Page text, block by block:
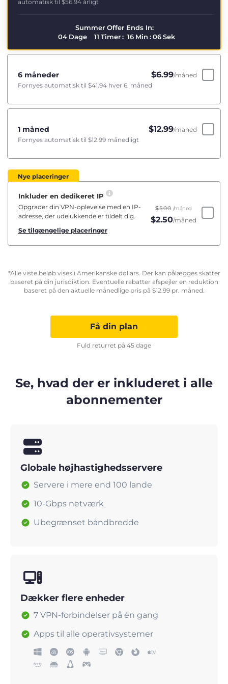
automatisk til $56.94 årligt
Summer Offer Ends In:
04 Dage 11 Timer: 16 Min :06Sek
6 måneder $6.99/måned
Fornyes automatisk til $41.94 hver 6. måned
1 måned $12.99/måned
Fornyes automatisk til $12.99 månedligt
Nye placeringer
Inkluder en dedikeret IP
Opgrader din VPN-oplevelse med en IP-
adresse, der udelukkende er tildelt dig.
Se tilgængelige placeringer
$5.00 /måned
$2.50/måned
*Alle viste beløb vises i Amerikanske dollars. Der kan pålægges skatter
baseret på din jurisdiktion. Eventuelle rabatter afspejler en reduktion
baseret på den aktuelle månedlige pris på $12.99pr. måned.
Få din plan
Fuld returret på 45 dage
Se, hvad der er inkluderet i alle
abonnementer
Globale højhastighedsservere
Servere i mere end 100 lande
10-Gbps netværk
Ubegrænset båndbredde
Dækker flere enheder
7 VPN-forbindelser på én gang
Apps til alle operativsystemer